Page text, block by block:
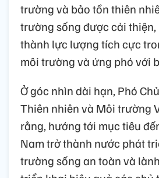
trường và bảo tồn thiên
trường sống được cải
thành lực lượng tích cực
môi trường và ứng phó với
Ở góc nhìn dài hạn, Phó
Thiên nhiên và Môi trường
rằng, hướng tới mục tiêu
Nam trở thành nước phát
trường sống an toàn và